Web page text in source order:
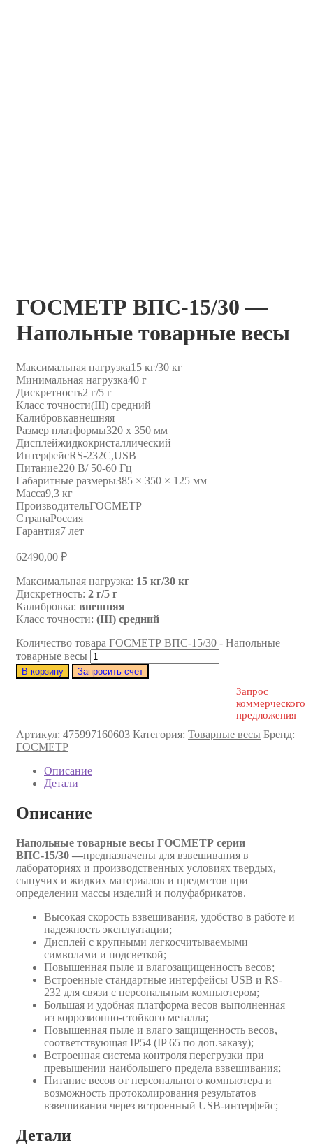
ГОСМЕТР ВПС-15/30 —
Напольные товарные весы
Максимальная нагрузка15 кг/30 кг
Минимальная нагрузка40 г
Дискретность2 г/5 г
Класс точности(III) средний
Калибровкавнешняя
Размер платформы320 х 350 мм
Дисплейжидкокристаллический
ИнтерфейсRS-232C,USB
Питание220 В/ 50-60 Гц
Габаритные размеры385 × 350 × 125 мм
Масса9,3 кг
ПроизводительГОСМЕТР
СтранаРоссия
Гарантия7 лет
62490,00 ₽
Максимальная нагрузка: 15 кг/30 кг
Дискретность: 2 г/5 г
Калибровка: внешняя
Класс точности: (III) средний
Количество товара ГОСМЕТР ВПС-15/30 - Напольные
товарные весы
В корзину Запросить счет
Запрос
коммерческого
предложения
Артикул: 475997160603 Категория: Товарные весы Бренд:
ГОСМЕТР
Описание
Детали
Описание
Напольные товарные весы ГОСМЕТР серии
ВПС-15/30 —предназначены для взвешивания в
лабораториях и производственных условиях твердых,
сыпучих и жидких материалов и предметов при
определении массы изделий и полуфабрикатов.
Высокая скорость взвешивания, удобство в работе и
надежность эксплуатации;
Дисплей с крупными легкосчитываемыми
символами и подсветкой;
Повышенная пыле и влагозащищенность весов;
Встроенные стандартные интерфейсы USB и RS-
232 для связи с персональным компьютером;
Большая и удобная платформа весов выполненная
из коррозионно-стойкого металла;
Повышенная пыле и влаго защищенность весов,
соответствующая IP54 (IP 65 по доп.заказу);
Встроенная система контроля перегрузки при
превышении наибольшего предела взвешивания;
Питание весов от персонального компьютера и
возможность протоколирования результатов
взвешивания через встроенный USB-интерфейс;
Детали